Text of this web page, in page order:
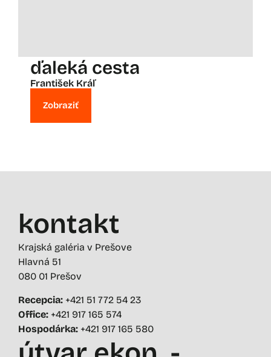
ďaleká cesta
František Kráľ
Zobraziť
kontakt
Krajská galéria v Prešove
Hlavná 51
080 01 Prešov
Recepcia: +421 51 772 54 23
Office: +421 917 165 574
Hospodárka: +421 917 165 580